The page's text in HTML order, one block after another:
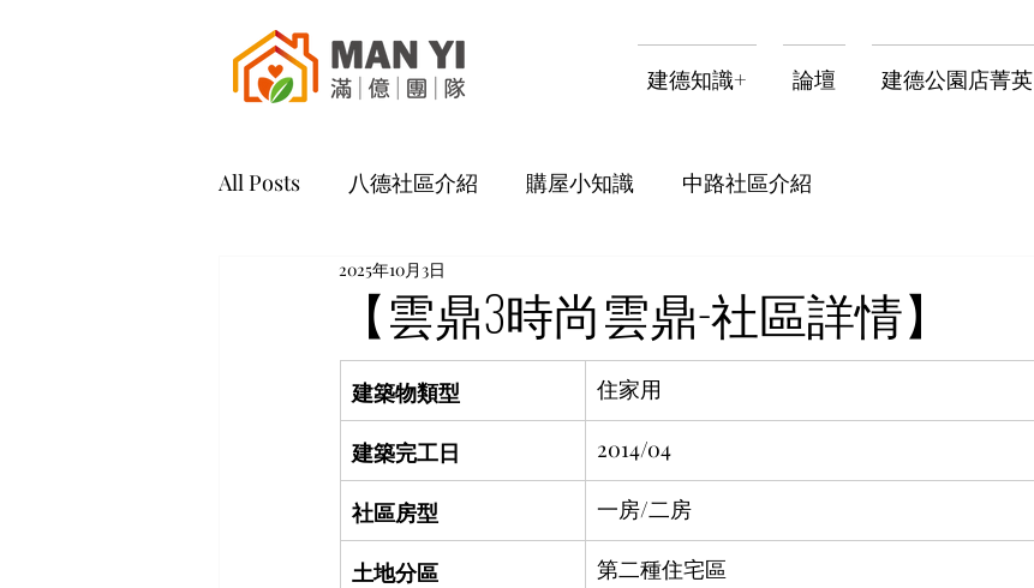
建德知識+ 論壇 建德公園店菁英
All Posts 八德社區介紹 購屋小知識 中路社區介紹
【雲鼎3時尚雲鼎-社區詳情】
2025年10月3日
建築物類型 住家用
建築完工日 2014/04
社區房型 一房/二房
土地分區